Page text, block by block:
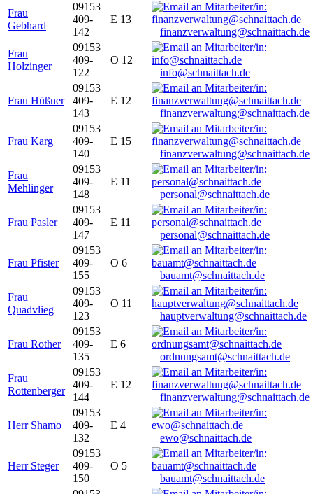
Frau
Gebhard
09153
409-
142
E 13
finanzverwaltung@schnaittach.de
Frau
Holzinger
09153
409-
122
O 12
info@schnaittach.de
Frau Hüßner
09153
409-
143
E 12
finanzverwaltung@schnaittach.de
Frau Karg
09153
409-
140
E 15
finanzverwaltung@schnaittach.de
Frau
Mehlinger
09153
409-
148
E 11
personal@schnaittach.de
Frau Pasler
09153
409-
147
E 11
personal@schnaittach.de
Frau Pfister
09153
409-
155
O 6
bauamt@schnaittach.de
Frau
Quadvlieg
09153
409-
123
O 11
hauptverwaltung@schnaittach.de
Frau Rother
09153
409-
135
E 6
ordnungsamt@schnaittach.de
Frau
Rottenberger
09153
409-
144
E 12
finanzverwaltung@schnaittach.de
Herr Shamo
09153
409-
132
E 4
ewo@schnaittach.de
Herr Steger
09153
409-
150
O 5
bauamt@schnaittach.de